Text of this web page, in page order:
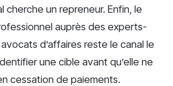
cherche un repreneur. Enfin, le
auprès des experts-
d’affaires reste le canal le
une cible avant qu’elle ne
cessation de paiements.